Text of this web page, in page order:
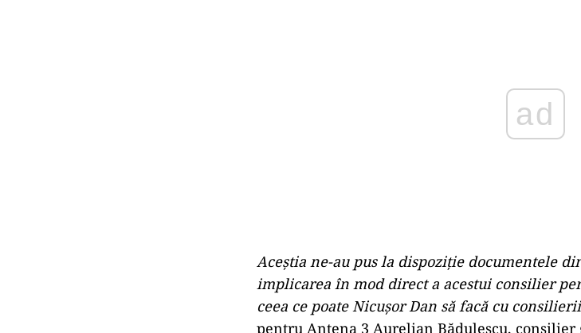
Aceștia ne-au pus la dispoziție documentele
implicarea în mod direct a acestui consilier
ceea ce poate Nicușor Dan să facă cu
pentru Antena 3 Aurelian Bădulescu,